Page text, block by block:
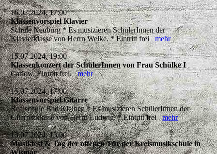
16.07.2024, 17:00
Klassenvorspiel Klavier
Schule Neuburg * Es musizieren SchülerInnen der
Klavierklasse von Herrn Welke. * Eintritt freimehr
15.07.2024, 19:00
Klassenkonzert der SchülerInnen von Frau Schülke I
Carlow, Eintritt frei.mehr
15.07.2024, 17:00
Klassenvorspiel Gitarre
Realschule Bad Kleinen * Es musizieren SchülerInnen der
Gitarrenklasse von Herrn Ludwig. * Eintritt freimehr
13.07.2024, 13:00
Musikfest & Tag der offenen Tür der Kreismusikschule in
Wismar